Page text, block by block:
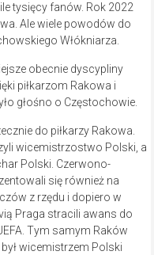
tysięcy fanów. Rok 2022
Ale wiele powodów do
Włókniarza.
obecnie dyscypliny
piłkarzom Rakowa i
głośno o Częstochowie.
do piłkarzy Rakowa.
wicemistrzostwo Polski, a
Polski. Czerwono-
się również na
z rzędu i dopiero w
Praga stracili awans do
Tym samym Raków
wicemistrzem Polski